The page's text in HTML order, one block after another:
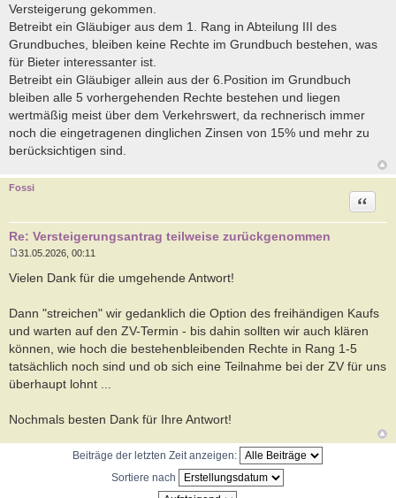
Versteigerung gekommen.
Betreibt ein Gläubiger aus dem 1. Rang in Abteilung III des
Grundbuches, bleiben keine Rechte im Grundbuch bestehen, was
für Bieter interessanter ist.
Betreibt ein Gläubiger allein aus der 6.Position im Grundbuch
bleiben alle 5 vorhergehenden Rechte bestehen und liegen
wertmäßig meist über dem Verkehrswert, da rechnerisch immer
noch die eingetragenen dinglichen Zinsen von 15% und mehr zu
berücksichtigen sind.
Fossi
Re: Versteigerungsantrag teilweise zurückgenommen
Zitat
e
i
a
g
31.05.2026, 00:11
Vielen Dank für die umgehende Antwort!
Dann "streichen" wir gedanklich die Option des freihändigen Kaufs
und warten auf den ZV-Termin - bis dahin sollten wir auch klären
können, wie hoch die bestehenbleibenden Rechte in Rang 1-5
tatsächlich noch sind und ob sich eine Teilnahme bei der ZV für uns
überhaupt lohnt ...
Nochmals besten Dank für Ihre Antwort!
Beiträge der letzten Zeit anzeigen:
Sortiere nach